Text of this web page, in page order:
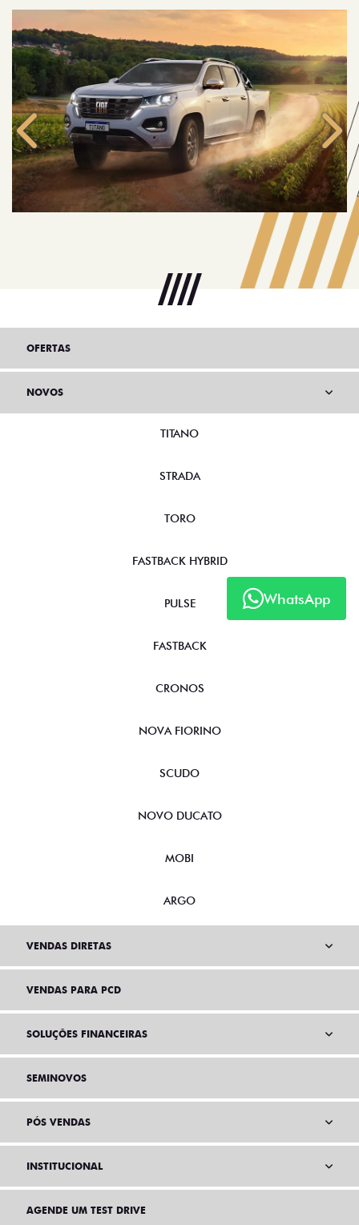
Anterior
WhatsApp
OFERTAS
NOVOS
TITANO
STRADA
TORO
FASTBACK HYBRID
PULSE
FASTBACK
CRONOS
NOVA FIORINO
SCUDO
NOVO DUCATO
MOBI
ARGO
VENDAS DIRETAS
VENDAS PARA PCD
SOLUÇÕES FINANCEIRAS
SEMINOVOS
PÓS VENDAS
INSTITUCIONAL
AGENDE UM TEST DRIVE